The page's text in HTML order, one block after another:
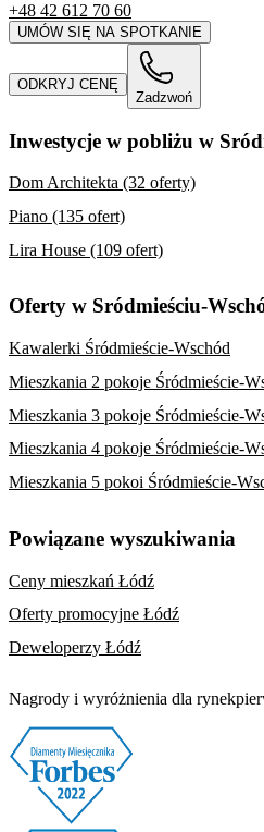
+48 42 612 70 60
UMÓW SIĘ NA SPOTKANIE
ODKRYJ CENĘ
Zadzwoń
Inwestycje w pobliżu w
Dom Architekta (32 oferty)
Piano (135 ofert)
Lira House (109 ofert)
Oferty w Sródmieściu-
Kawalerki Śródmieście-Wschód
Mieszkania 2 pokoje Śródmieście-
Mieszkania 3 pokoje Śródmieście-
Mieszkania 4 pokoje Śródmieście-
Mieszkania 5 pokoi Śródmieście-
Powiązane wyszukiwania
Ceny mieszkań Łódź
Oferty promocyjne Łódź
Deweloperzy Łódź
Nagrody i wyróżnienia dla